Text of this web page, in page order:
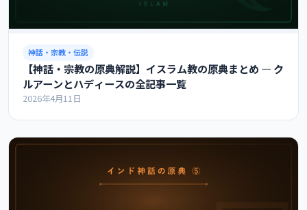
神話・宗教・伝説
【神話・宗教の原典解説】イスラム教の原典まとめ ― ク
ルアーンとハディースの全記事一覧
2026年4月11日